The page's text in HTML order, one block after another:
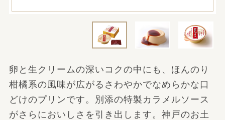
卵と生クリームの深いコクの中にも、ほんのり
柑橘系の風味が広がるさわやかでなめらかな口
どけのプリンです。別添の特製カラメルソース
がさらにおいしさを引き出します。神戸のお土